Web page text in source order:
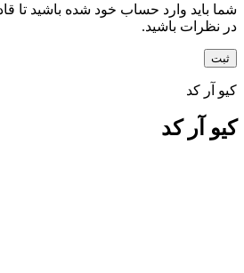
شما باید وارد حساب خود شده باشید تا
در نظرات باشید.
کیو آر کد
کیو آر کد